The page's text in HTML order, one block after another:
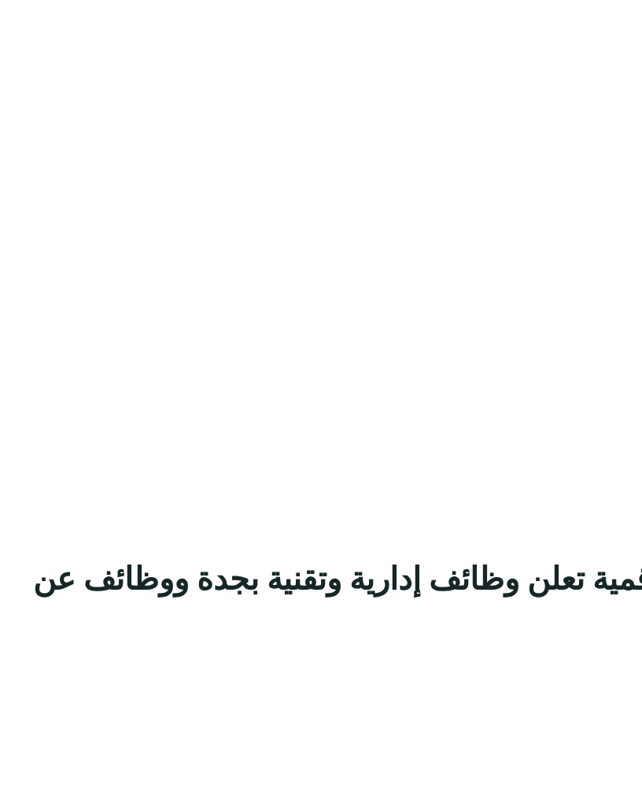
تعلن وظائف إدارية وتقنية بجدة ووظائف عن